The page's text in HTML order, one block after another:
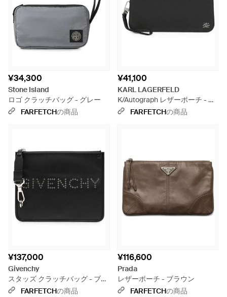
¥34,300
Stone Island
ロゴ クラッチバッグ - グレー
FARFETCHの商品
¥41,100
KARL LAGERFELD
K/Autograph レザーポーチ - ブ
ラックFARFETCHの商品
¥137,000
Givenchy
スタッズ クラッチバッグ - ブラ
ックFARFETCHの商品
¥116,600
Prada
レザーポーチ - ブラウン
FARFETCHの商品